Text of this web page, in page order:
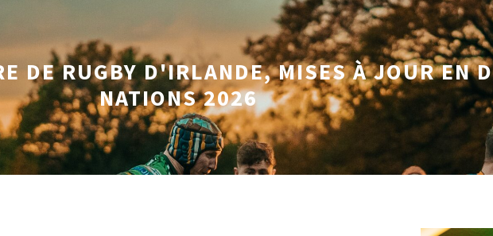
DE RUGBY D'IRLANDE, MISES À JOUR EN
NATIONS 2026